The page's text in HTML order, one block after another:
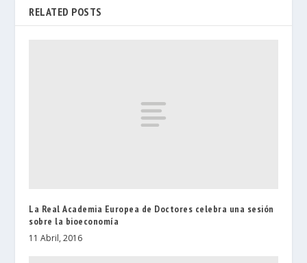
RELATED POSTS
La Real Academia Europea de Doctores celebra una sesión
sobre la bioeconomía
11 Abril, 2016